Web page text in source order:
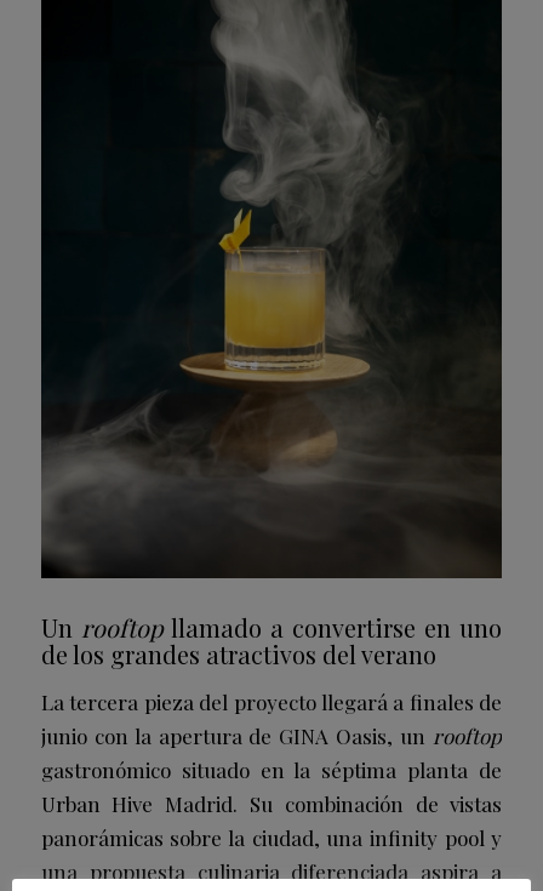
Un rooftopllamado a convertirse en uno
de los grandes atractivos del verano
La tercera pieza del proyecto llegará a finales de
junio con la apertura de GINA Oasis, un rooftop
gastronómico situado en la séptima planta de
Urban Hive Madrid. Su combinación de vistas
panorámicas sobre la ciudad, una infinity pool y
una propuesta culinaria diferenciada aspira a